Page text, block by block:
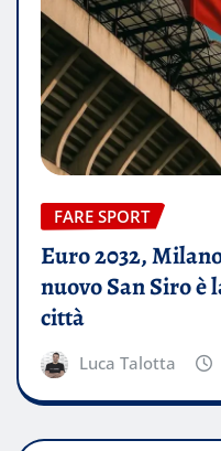
FARE SPORT
Euro 2032,
nuovo San Siro è
città
Luca Talotta